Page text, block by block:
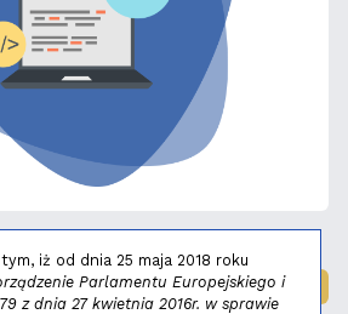
MAŁY FENIKS 2025
iż od dnia 25 maja 2018 roku
Parlamentu Europejskiego i
z dnia 27 kwietnia 2016r. w sprawie